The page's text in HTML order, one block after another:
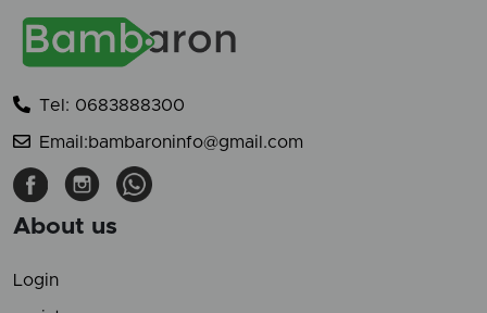
Tel: 0683888300
Email:bambaroninfo@gmail.com
About us
Login